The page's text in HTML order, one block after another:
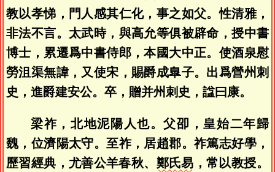
教以孝悌，門人感其仁化，事之如父。性清雅，
非法不言。太武時，與高允等俱被辟命，授中書
博士，累遷爲中書侍郎，本國大中正。使酒泉慰
勞沮渠無諱，又使宋，賜爵成臯子。出爲營州刺
史，進爵建安公。卒，贈并州刺史，諡曰康。
梁祚，北地泥陽人也。父卲，皇始二年歸
魏，位濟陽太守。至祚，居趙郡。祚篤志好學，
歷習經典，尤善公羊春秋、 鄭氏易 ，常以教授。